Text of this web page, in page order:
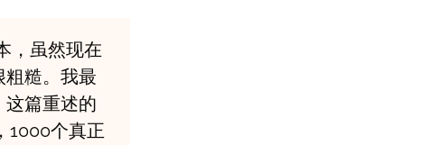
，虽然现在
糙。我最
篇重述的
1000个真正